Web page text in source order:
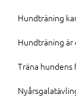
Hundträning
Hundträning är
Träna hundens